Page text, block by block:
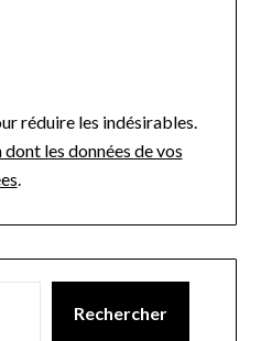
réduire les indésirables.
les données de vos
.
Rechercher